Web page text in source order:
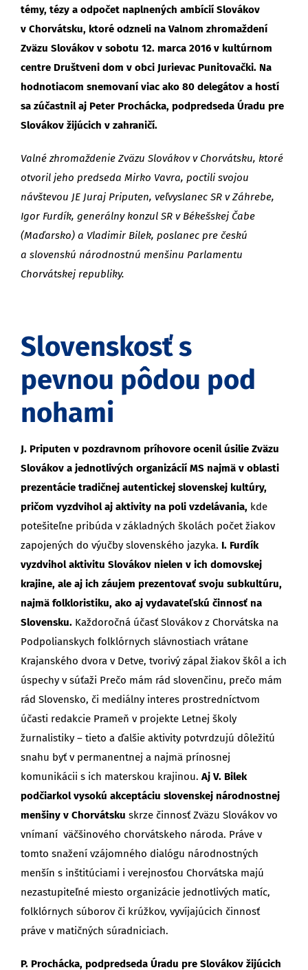
témy, tézy a odpočet naplnených ambícií Slovákov
v Chorvátsku, ktoré odzneli na Valnom zhromaždení
Zväzu Slovákov v sobotu 12. marca 2016 v kultúrnom
centre Društveni dom v obci Jurievac Punitovački. Na
hodnotiacom snemovaní viac ako 80 delegátov a hostí
sa zúčastnil aj Peter Prochácka, podpredseda Úradu pre
Slovákov žijúcich v zahraničí.
Valné zhromaždenie Zväzu Slovákov v Chorvátsku, ktoré
otvoril jeho predseda Mirko Vavra, poctili svojou
návštevou JE Juraj Priputen, veľvyslanec SR v Záhrebe,
Igor Furdík, generálny konzul SR v Békešskej Čabe
(Maďarsko) a Vladimir Bilek, poslanec pre českú
a slovenskú národnostnú menšinu Parlamentu
Chorvátskej republiky.
Slovenskosť s
pevnou pôdou pod
nohami
J. Priputen v pozdravnom príhovore ocenil úsilie Zväzu
Slovákov a jednotlivých organizácií MS najmä v oblasti
prezentácie tradičnej autentickej slovenskej kultúry,
pričom vyzdvihol aj aktivity na poli vzdelávania, kde
potešiteľne pribúda v základných školách počet žiakov
zapojených do výučby slovenského jazyka. I. Furdík
vyzdvihol aktivitu Slovákov nielen v ich domovskej
krajine, ale aj ich záujem prezentovať svoju subkultúru,
najmä folkloristiku, ako aj vydavateľskú činnosť na
Slovensku. Každoročná účasť Slovákov z Chorvátska na
Podpolianskych folklórnych slávnostiach vrátane
Krajanského dvora v Detve, tvorivý zápal žiakov škôl a ich
úspechy v súťaži Prečo mám rád slovenčinu, prečo mám
rád Slovensko, či mediálny interes prostredníctvom
účasti redakcie Prameň v projekte Letnej školy
žurnalistiky – tieto a ďalšie aktivity potvrdzujú dôležitú
snahu byť v permanentnej a najmä prínosnej
komunikácii s ich materskou krajinou. Aj V. Bilek
podčiarkol vysokú akceptáciu slovenskej národnostnej
menšiny v Chorvátsku skrze činnosť Zväzu Slovákov vo
vnímaní väčšinového chorvátskeho národa. Práve v
tomto snažení vzájomného dialógu národnostných
menšín s inštitúciami i verejnosťou Chorvátska majú
nezastupiteľné miesto organizácie jednotlivých matíc,
folklórnych súborov či krúžkov, vyvíjajúcich činnosť
práve v matičných súradniciach.
P. Prochácka, podpredseda Úradu pre Slovákov žijúcich